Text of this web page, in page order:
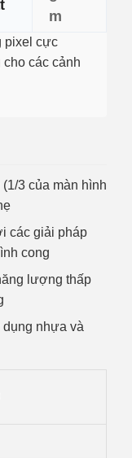
m
pixel cực
các cảnh
3 của màn hình
các giải pháp
cong
lượng thấp
dụng nhựa và